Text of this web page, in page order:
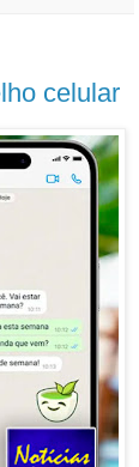
celular